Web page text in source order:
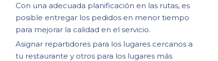
Con una adecuada planificación en las rutas, es
posible entregar los pedidos en menor tiempo
para mejorar la calidad en el servicio.
Asignar repartidores para los lugares cercanos a
tu restaurante y otros para los lugares más